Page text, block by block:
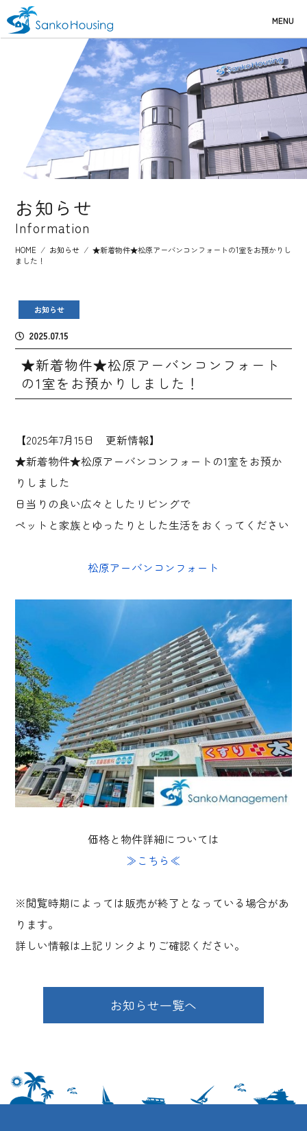
MENU
お知らせ
Information
HOME ⁄ お知らせ ⁄ ★新着物件★松原アーバンコンフォートの1室をお預かりし
ました！
お知らせ
2025.07.15
★新着物件★松原アーバンコンフォート
の1室をお預かりしました！
【2025年7月15日 更新情報】
★新着物件★松原アーバンコンフォートの1室をお預か
りしました
日当りの良い広々としたリビングで
ペットと家族とゆったりとした生活をおくってください
松原アーバンコンフォート
価格と物件詳細については
≫こちら≪
※閲覧時期によっては販売が終了となっている場合があ
ります。
詳しい情報は上記リンクよりご確認ください。
お知らせ一覧へ